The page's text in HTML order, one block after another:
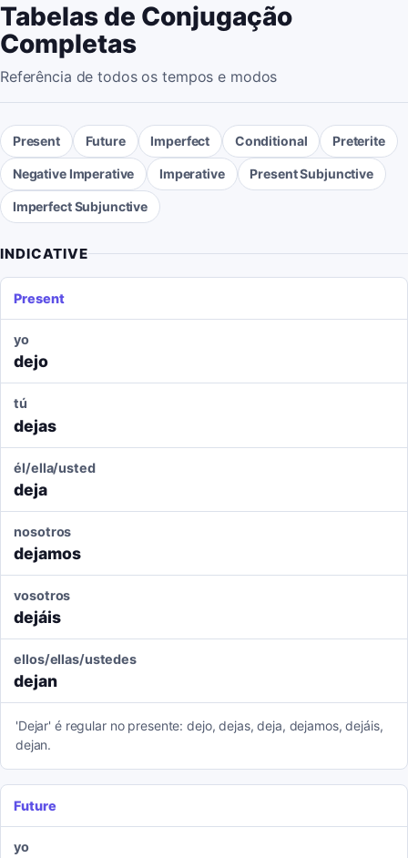
Tabelas de Conjugação
Completas
Referência de todos os tempos e modos
Present Future Imperfect Conditional Preterite
Negative Imperative Imperative Present Subjunctive
Imperfect Subjunctive
INDICATIVE
Present
yo
dejo
tú
dejas
él/ella/usted
deja
nosotros
dejamos
vosotros
dejáis
ellos/ellas/ustedes
dejan
'Dejar' é regular no presente: dejo, dejas, deja, dejamos, dejáis,
dejan.
Future
yo